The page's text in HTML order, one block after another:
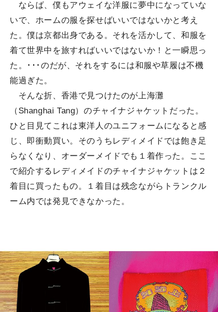
ならば、僕もアウェイな洋服に夢中になっていな
いで、ホームの服を探せばいいではないかと考え
た。僕は京都出身である。それを活かして、和服を
着て世界中を旅すればいいではないか！と一瞬思っ
た。･･･のだが、それをするには和服や草履は不機
能過ぎた。
そんな折、香港で見つけたのが上海灘
（Shanghai Tang）のチャイナジャケットだった。
ひと目見てこれは東洋人のユニフォームになると感
じ、即衝動買い。そのうちレディメイドでは飽き足
らなくなり、オーダーメイドでも１着作った。ここ
で紹介するレディメイドのチャイナジャケットは２
着目に買ったもの。１着目は残念ながらトランクル
ーム内では発見できなかった。